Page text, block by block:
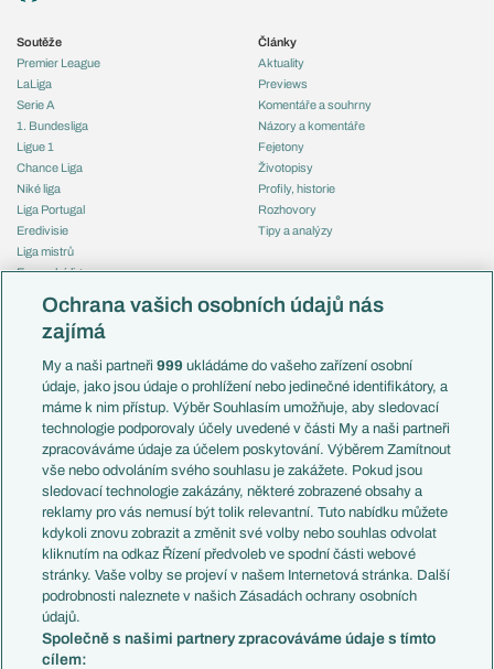
Soutěže
Premier League
LaLiga
Serie A
1. Bundesliga
Ligue 1
Chance Liga
Niké liga
Liga Portugal
Eredivisie
Liga mistrů
Evropská liga
Mistrovství světa
Liga národů
Témata
Představení týmů MS
EuroSkauting
PL v kostce
Evropské koeficienty
Přestupy
Přestupové spekulace
Zranění
Kluby
Arsenal FC
Chelsea FC
Manchester United
AC Milán
Články
Aktuality
Previews
Komentáře a souhrny
Názory a komentáře
Fejetony
Životopisy
Profily, historie
Rozhovory
Tipy a analýzy
Česko
Francie
Itálie
Německo
Španělsko
Argentina
Brazílie
Přestupy
Zápasy
Livescore
Tipovací soutěž
Ochrana vašich osobních údajů nás
zajímá
My a naši partneři999 ukládáme do vašeho zařízení osobní
údaje, jako jsou údaje o prohlížení nebo jedinečné identifikátory, a
máme k nim přístup. Výběr Souhlasím umožňuje, aby sledovací
technologie podporovaly účely uvedené v části My a naši partneři
zpracováváme údaje za účelem poskytování. Výběrem Zamítnout
vše nebo odvoláním svého souhlasu je zakážete. Pokud jsou
sledovací technologie zakázány, některé zobrazené obsahy a
reklamy pro vás nemusí být tolik relevantní. Tuto nabídku můžete
kdykoli znovu zobrazit a změnit své volby nebo souhlas odvolat
kliknutím na odkaz Řízení předvoleb ve spodní části webové
stránky. Vaše volby se projeví v našem Internetová stránka. Další
podrobnosti naleznete v našich Zásadách ochrany osobních
údajů.
Společně s našimi partnery zpracováváme údaje s tímto
cílem: